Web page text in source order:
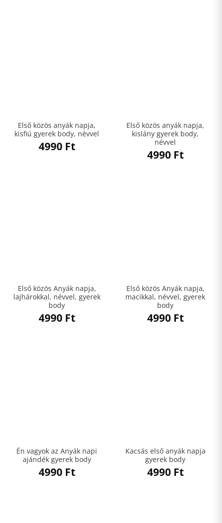
Első közös anyák napja,
kisfiú gyerek body, névvel
4990 Ft
Első közös anyák napja,
kislány gyerek body,
névvel
4990 Ft
Első közös Anyák napja,
lajhárokkal, névvel, gyerek
body
4990 Ft
Első közös Anyák napja,
macikkal, névvel, gyerek
body
4990 Ft
Én vagyok az Anyák napi
ajándék gyerek body
4990 Ft
Kacsás első anyák napja
gyerek body
4990 Ft